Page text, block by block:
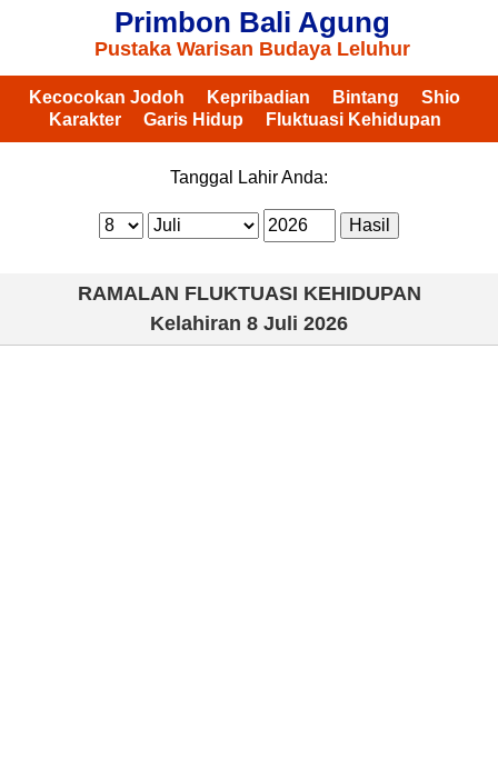
Primbon Bali Agung
Pustaka Warisan Budaya Leluhur
Kecocokan Jodoh Kepribadian Bintang
Shio
Karakter
Garis Hidup Fluktuasi Kehidupan
Tanggal Lahir Anda:
RAMALAN FLUKTUASI KEHIDUPAN
Kelahiran 8 Juli 2026